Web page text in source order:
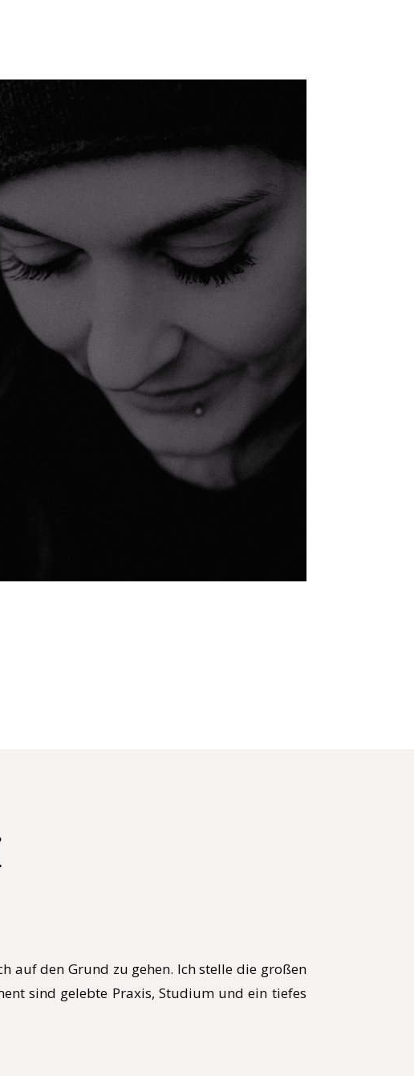
auf den Grund zu gehen. Ich stelle die großen
sind gelebte Praxis, Studium und ein tiefes